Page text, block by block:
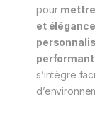
pour
et élégance
s’intègre